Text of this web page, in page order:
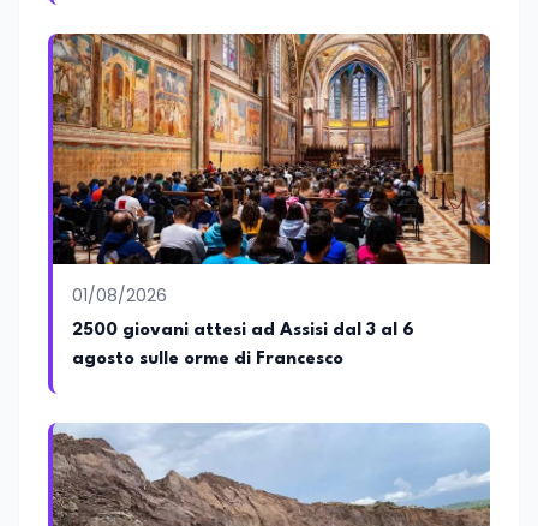
01/08/2026
2500 giovani attesi ad Assisi dal 3 al 6
agosto sulle orme di Francesco